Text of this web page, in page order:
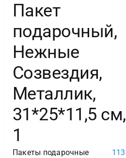
Пакет
подарочный,
Нежные
Созвездия,
Металлик,
31*25*11,5 см,
1
Пакеты подарочные 113